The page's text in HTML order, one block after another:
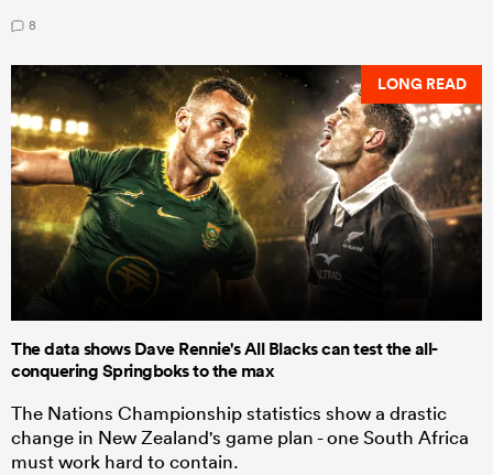
8
LONG READ
The data shows Dave Rennie's All Blacks can test the all-
conquering Springboks to the max
The Nations Championship statistics show a drastic
change in New Zealand's game plan - one South Africa
must work hard to contain.